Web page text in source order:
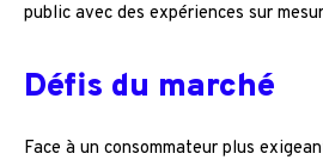
public avec des expériences sur
Défis du marché
Face à un consommateur plus